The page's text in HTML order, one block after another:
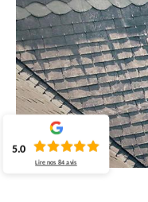
5.0
Lire nos84 avis